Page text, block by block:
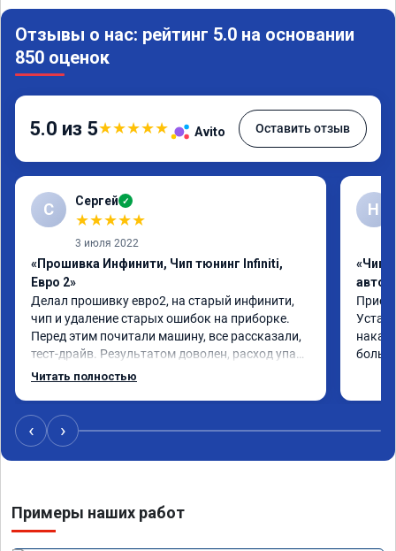
Отзывы о нас: рейтинг 5.0 на основании
850 оценок
5.0 из 5★★★★★ Avito Оставить отзыв
С Сергей ✓
★★★★★
3 июля 2022
«Прошивка Инфинити, Чип тюнинг Infiniti,
Евро 2»
Делал прошивку евро2, на старый инфинити,
чип и удаление старых ошибок на приборке.
Перед этим почитали машину, все рассказали,
тест-драйв. Результатом доволен, расход упал,
машина стала еще чуть бодрее)
Читать полностью
Н
«Чип
накат
‹ ›
Примеры наших работ